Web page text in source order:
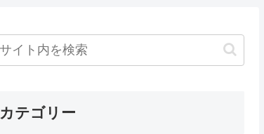
カテゴリー